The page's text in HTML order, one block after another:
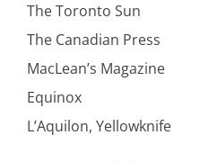
The Toronto Sun
The Canadian Press
MacLean’s Magazine
Equinox
L’Aquilon, Yellowknife